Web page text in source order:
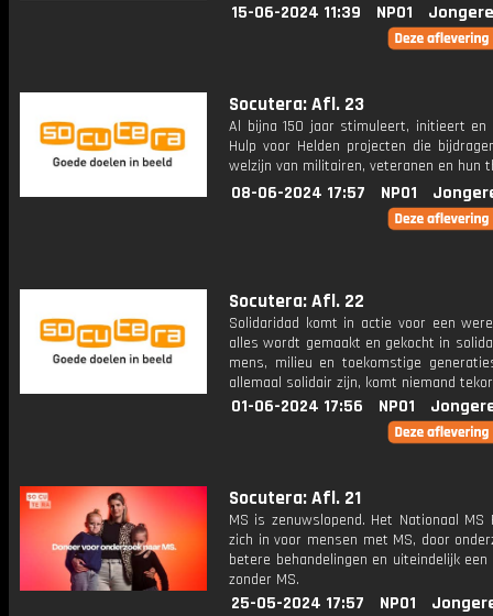
15-06-2024 11:39 NPO1
Socutera: Afl. 23
Al bijna 150 jaar stimuleert, initieert en
Hulp voor Helden projecten die
welzijn van militairen, veteranen en hun
08-06-2024 17:57 NPO1
Socutera: Afl. 22
Solidaridad komt in actie voor een
alles wordt gemaakt en gekocht in
mens, milieu en toekomstige
allemaal solidair zijn, komt niemand
01-06-2024 17:56 NPO1
Socutera: Afl. 21
MS is zenuwslopend. Het Nationaal MS
zich in voor mensen met MS, door
betere behandelingen en uiteindelijk
zonder MS.
25-05-2024 17:57 NPO1